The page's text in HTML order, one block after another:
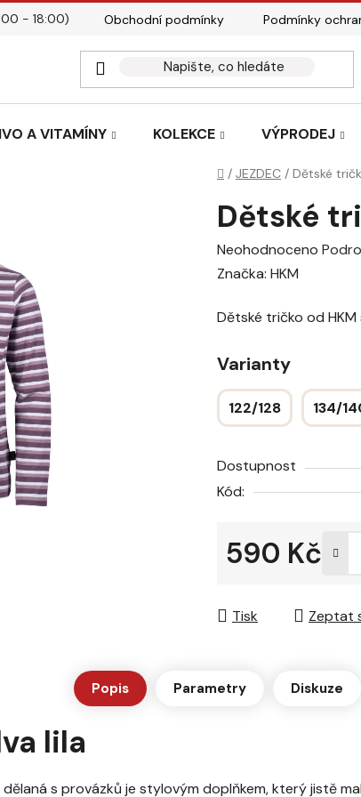
- 18:00) Obchodní podmínky Podmínky
A VITAMÍNY KOLEKCE VÝPRODEJ
Domů
/ JEZDEC / Dětské
Dětské
Průměrné
hodnocení
je
z
5
hvězdiček.
Neohodnoceno
Značka: HKM
Dětské tričko od
Varianty
122/128 134/
Dostupnost
Kód:
590 Kč
Tisk Zeptat
Popis Parametry Diskuze
lila
s provázků je stylovým doplňkem, který jistě